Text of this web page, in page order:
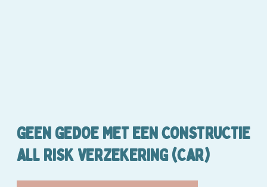
GEEN GEDOE MET EEN CONSTRUCTIE
ALL RISK VERZEKERING (CAR)